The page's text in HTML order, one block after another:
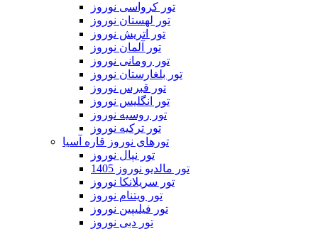
تور کرواسی نوروز
تور لهستان نوروز
تور اتریش نوروز
تور آلمان نوروز
تور رومانی نوروز
تور بلغارستان نوروز
تور قبرس نوروز
تور انگلیس نوروز
تور روسیه نوروز
تور ترکیه نوروز
تورهای نوروز قاره آسیا
تور نپال نوروز
تور مالدیو نوروز 1405
تور سریلانکا نوروز
تور ویتنام نوروز
تور فیلیپین نوروز
تور دبی نوروز